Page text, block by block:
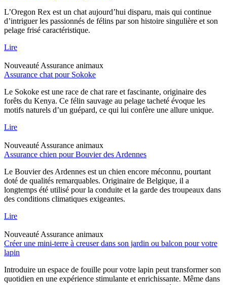
L’Oregon Rex est un chat aujourd’hui disparu, mais qui continue
d’intriguer les passionnés de félins par son histoire singulière et son
pelage frisé caractéristique.
Lire
NouveautéAssurance animaux
Assurance chat pour Sokoke
Le Sokoke est une race de chat rare et fascinante, originaire des
forêts du Kenya. Ce félin sauvage au pelage tacheté évoque les
motifs naturels d’un guépard, ce qui lui confère une allure unique.
Lire
NouveautéAssurance animaux
Assurance chien pour Bouvier des Ardennes
Le Bouvier des Ardennes est un chien encore méconnu, pourtant
doté de qualités remarquables. Originaire de Belgique, il a
longtemps été utilisé pour la conduite et la garde des troupeaux dans
des conditions climatiques exigeantes.
Lire
NouveautéAssurance animaux
Créer une mini-terre à creuser dans son jardin ou balcon pour votre
lapin
Introduire un espace de fouille pour votre lapin peut transformer son
quotidien en une expérience stimulante et enrichissante. Même dans